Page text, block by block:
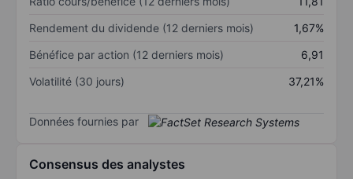
Rendement du dividende (12 derniers mois)
1,67%
Bénéfice par action (12 derniers mois)
6,91
Volatilité (30 jours)
37,21%
Données fournies par
Consensus des analystes